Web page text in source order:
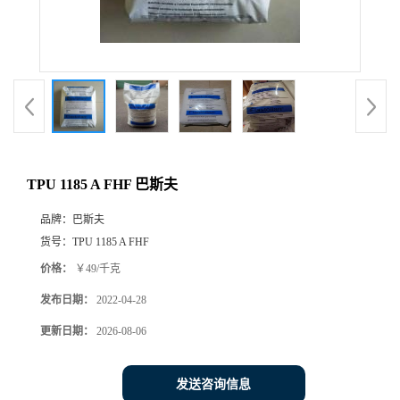
TPU 1185 A FHF 巴斯夫
品牌：
巴斯夫
货号： TPU 1185 A FHF
价格： ￥49/千克
发布日期： 2022-04-28
更新日期： 2026-08-06
发送咨询信息